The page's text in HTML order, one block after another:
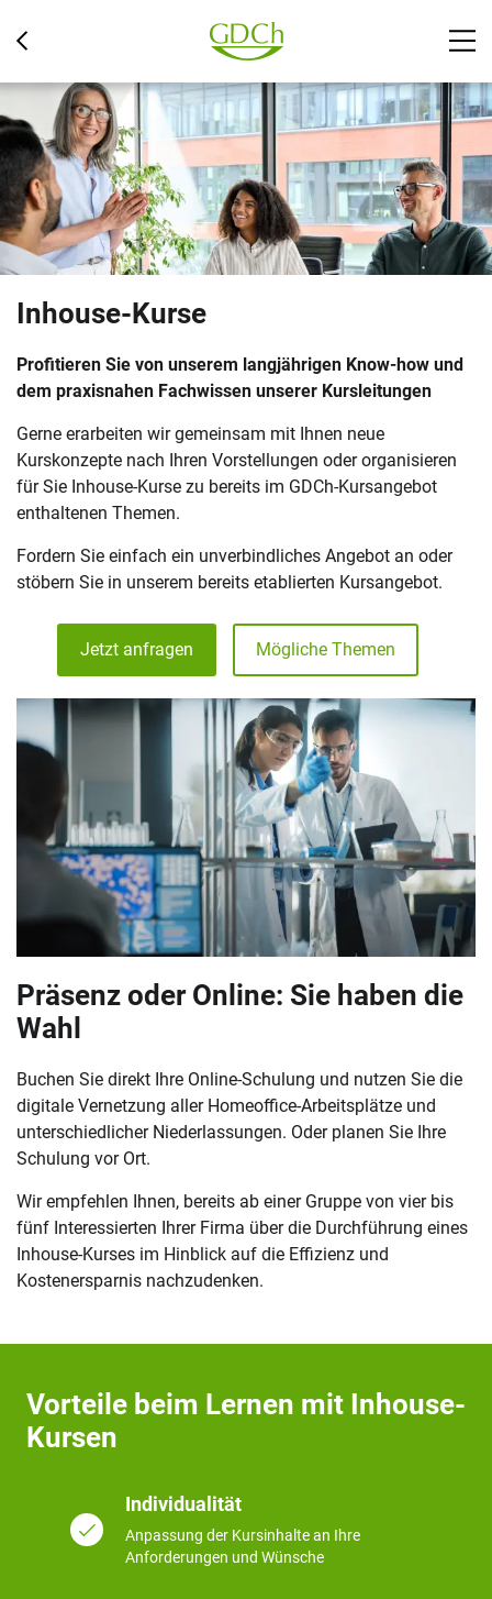
Inhouse-Kurse
Profitieren Sie von unserem langjährigen Know-how und
dem praxisnahen Fachwissen unserer Kursleitungen
Gerne erarbeiten wir gemeinsam mit Ihnen neue
Kurskonzepte nach Ihren Vorstellungen oder organisieren
für Sie Inhouse-Kurse zu bereits im GDCh-Kursangebot
enthaltenen Themen.
Fordern Sie einfach ein unverbindliches Angebot an oder
stöbern Sie in unserem bereits etablierten Kursangebot.
Jetzt anfragen Mögliche Themen
Präsenz oder Online: Sie haben die
Wahl
Buchen Sie direkt Ihre Online-Schulung und nutzen Sie die
digitale Vernetzung aller Homeoffice-Arbeitsplätze und
unterschiedlicher Niederlassungen. Oder planen Sie Ihre
Schulung vor Ort.
Wir empfehlen Ihnen, bereits ab einer Gruppe von vier bis
fünf Interessierten Ihrer Firma über die Durchführung eines
Inhouse-Kurses im Hinblick auf die Effizienz und
Kostenersparnis nachzudenken.
Vorteile beim Lernen mit Inhouse-
Kursen
Individualität
Anpassung der Kursinhalte an Ihre
Anforderungen und Wünsche